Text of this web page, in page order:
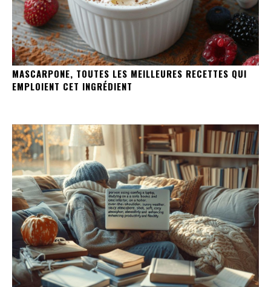
MASCARPONE, TOUTES LES MEILLEURES RECETTES QUI
EMPLOIENT CET INGRÉDIENT